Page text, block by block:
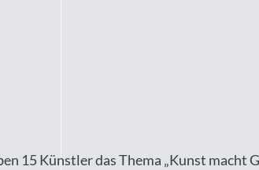
15 Künstler das Thema „Kunst macht